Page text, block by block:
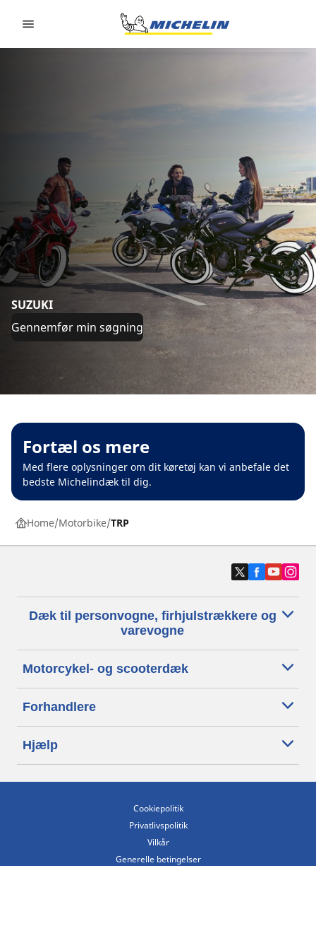
SUZUKI
Gennemfør min søgning
Fortæl os mere
Med flere oplysninger om dit køretøj kan vi anbefale det
bedste Michelindæk til dig.
Home Motorbike TRP
Dæk til personvogne, firhjulstrækkere og
varevogne
Motorcykel- og scooterdæk
Forhandlere
Hjælp
Cookiepolitik
Privatlivspolitik
Vilkår
Generelle betingelser